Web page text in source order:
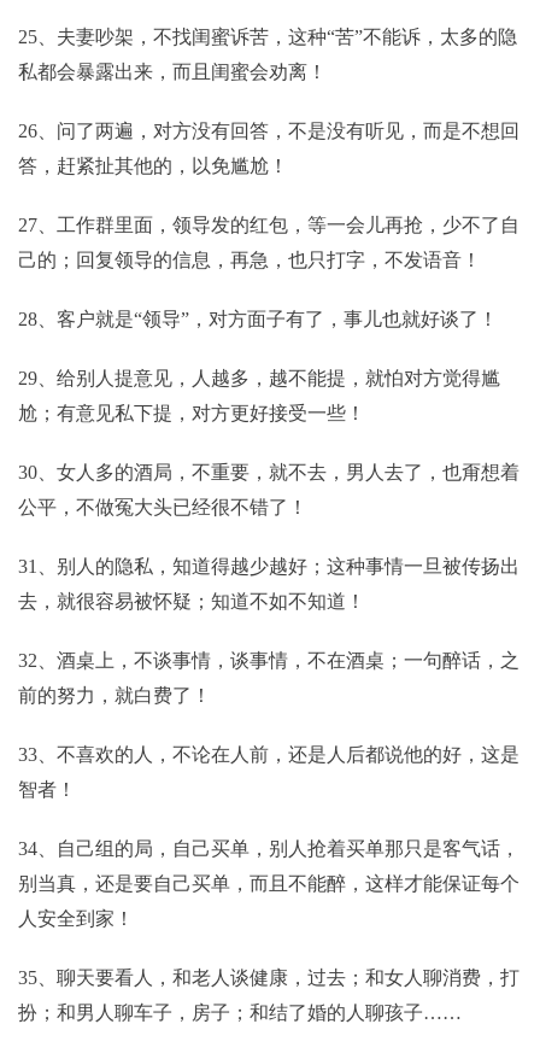
25、夫妻吵架，不找闺蜜诉苦，这种“苦”不能诉，太多的隐
私都会暴露出来，而且闺蜜会劝离！
26、问了两遍，对方没有回答，不是没有听见，而是不想回
答，赶紧扯其他的，以免尴尬！
27、工作群里面，领导发的红包，等一会儿再抢，少不了自
己的；回复领导的信息，再急，也只打字，不发语音！
28、客户就是“领导”，对方面子有了，事儿也就好谈了！
29、给别人提意见，人越多，越不能提，就怕对方觉得尴
尬；有意见私下提，对方更好接受一些！
30、女人多的酒局，不重要，就不去，男人去了，也甭想着
公平，不做冤大头已经很不错了！
31、别人的隐私，知道得越少越好；这种事情一旦被传扬出
去，就很容易被怀疑；知道不如不知道！
32、酒桌上，不谈事情，谈事情，不在酒桌；一句醉话，之
前的努力，就白费了！
33、不喜欢的人，不论在人前，还是人后都说他的好，这是
智者！
34、自己组的局，自己买单，别人抢着买单那只是客气话，
别当真，还是要自己买单，而且不能醉，这样才能保证每个
人安全到家！
35、聊天要看人，和老人谈健康，过去；和女人聊消费，打
扮；和男人聊车子，房子；和结了婚的人聊孩子……